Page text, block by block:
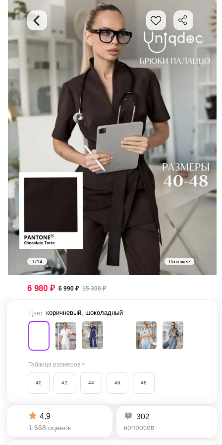
Таблица размеров >
40 42 44 46 48
Цвет: коричневый, шоколадный
1/14 Похожее
1 668 оценок
4,9
вопросов
302
6 990 ₽
6 980 ₽ 15 300 ₽